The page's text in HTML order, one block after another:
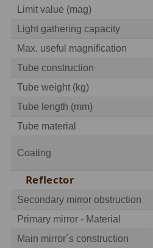
Proti světelnému znečištění
Barevné 66
AstroFoto284
Deep-Sky kamery
Guiding kamery
T-kroužky16
Adaptéry projekční11
Adaptéry T2
Limit value (mag)
Light gathering capacity
Max. useful magnification
Tube construction
Tube weight (kg)
Tube length (mm)
Tube material
Coating
Reflector
Secondary mirror obstruction
Primary mirror - Material
Main mirror´s construction